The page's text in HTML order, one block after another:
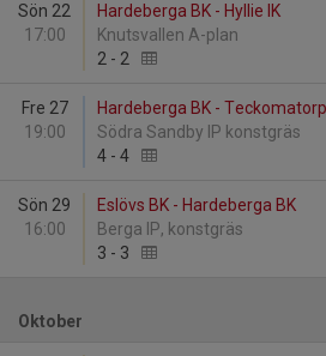
Sön 22
17:00
Hardeberga BK - Hyllie IK
Knutsvallen A-plan
2 - 2
Fre 27
19:00
Hardeberga BK -
Södra Sandby IP konstgräs
4 - 4
Sön 29
16:00
Eslövs BK - Hardeberga BK
Berga IP, konstgräs
3 - 3
Oktober